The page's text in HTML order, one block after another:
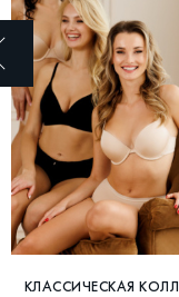
КЛАССИЧЕСКАЯ